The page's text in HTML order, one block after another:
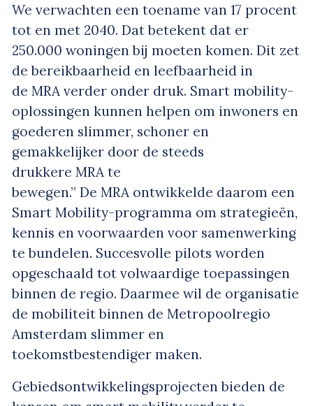
We verwachten een toename van 17 procent
tot en met 2040. Dat betekent dat er
250.000 woningen bij moeten komen. Dit zet
de bereikbaarheid en leefbaarheid in
de MRA verder onder druk. Smart mobility-
oplossingen kunnen helpen om inwoners en
goederen slimmer, schoner en
gemakkelijker door de steeds
drukkere MRA te
bewegen.” De MRA ontwikkelde daarom een
Smart Mobility-programma om strategieën,
kennis en voorwaarden voor samenwerking
te bundelen. Succesvolle pilots worden
opgeschaald tot volwaardige toepassingen
binnen de regio. Daarmee wil de organisatie
de mobiliteit binnen de Metropoolregio
Amsterdam slimmer en
toekomstbestendiger maken.
Gebiedsontwikkelingsprojecten bieden de